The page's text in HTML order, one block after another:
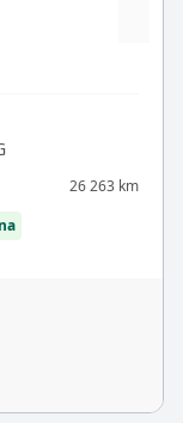
26 263 km